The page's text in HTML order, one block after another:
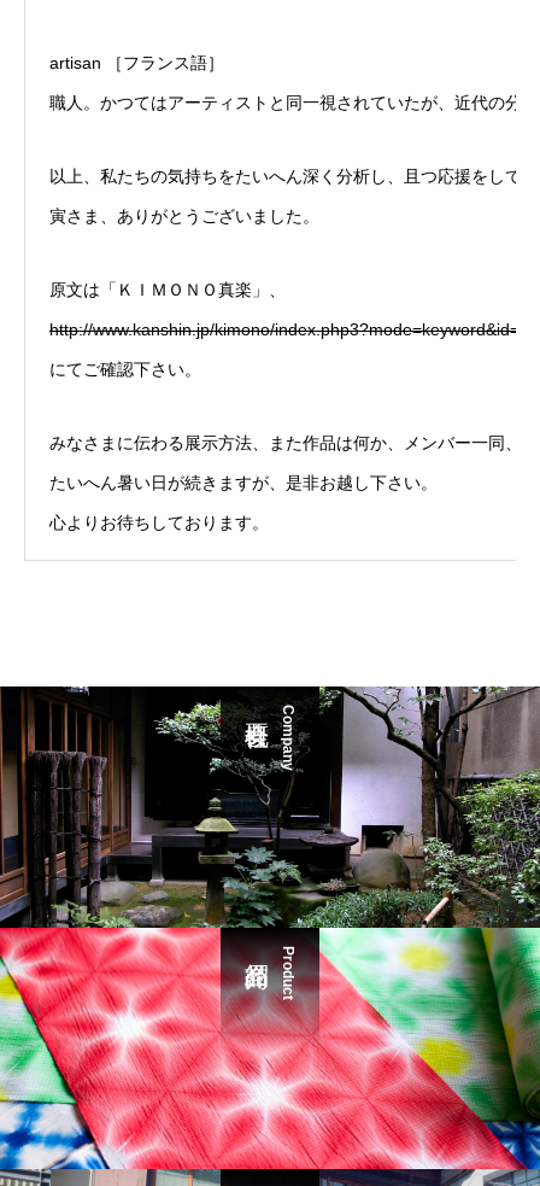
artisan ［フランス語］
職人。かつてはアーティストと同一視されていたが、近代の分
以上、私たちの気持ちをたいへん深く分析し、且つ応援をして
寅さま、ありがとうございました。
原文は「ＫＩＭＯＮＯ真楽」、
http://www.kanshin.jp/kimono/
にてご確認下さい。
みなさまに伝わる展示方法、また作品は何か、メンバー一同、
たいへん暑い日が続きますが、是非お越し下さい。
心よりお待ちしております。
Company
Product